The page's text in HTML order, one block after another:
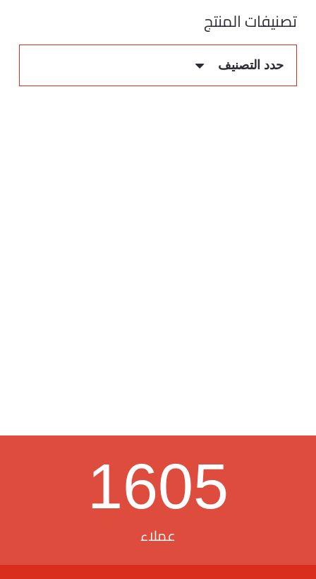
تصنيفات المنتج
حدد التصنيف
1605
عملاء